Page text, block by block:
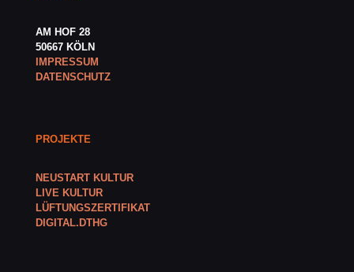
AM HOF 28
50667 KÖLN
IMPRESSUM
DATENSCHUTZ
PROJEKTE
NEUSTART KULTUR
LIVE KULTUR
LÜFTUNGSZERTIFIKAT
DIGITAL.DTHG